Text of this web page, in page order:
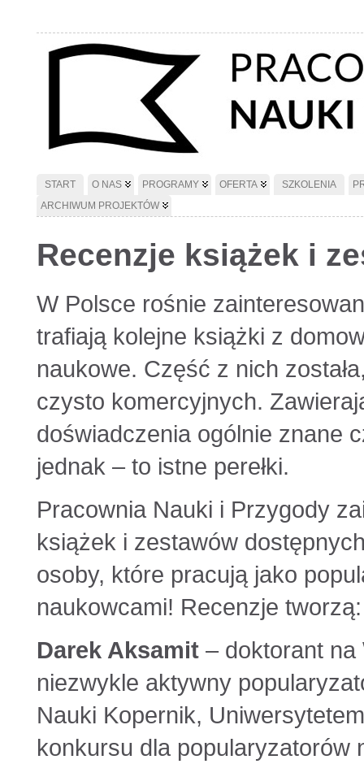
START O NAS PROGRAMY OFERTA SZKOLENIA
ARCHIWUM PROJEKTÓW
Recenzje książek i
W Polsce rośnie
trafiają kolejne książki z
naukowe. Część z nich
czysto komercyjnych.
doświadczenia ogólnie znane
jednak – to istne perełki.
Pracownia Nauki i Przygody
książek i zestawów
osoby, które pracują jako
naukowcami! Recenzje tworzą:
Darek Aksamit– doktorant na
niezwykle aktywny
Nauki Kopernik,
konkursu dla popularyzatorów